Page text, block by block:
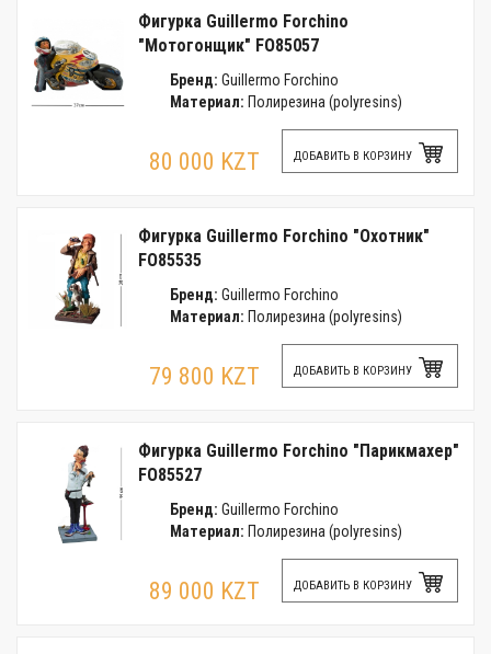
Фигурка Guillermo Forchino
"Мотогонщик" FO85057
Бренд: Guillermo Forchino
Материал: Полирезина (polyresins)
80 000 KZT ДОБАВИТЬ В КОРЗИНУ
Фигурка Guillermo Forchino "Охотник"
FO85535
Бренд: Guillermo Forchino
Материал: Полирезина (polyresins)
79 800 KZT ДОБАВИТЬ В КОРЗИНУ
Фигурка Guillermo Forchino "Парикмахер"
FO85527
Бренд: Guillermo Forchino
Материал: Полирезина (polyresins)
89 000 KZT ДОБАВИТЬ В КОРЗИНУ